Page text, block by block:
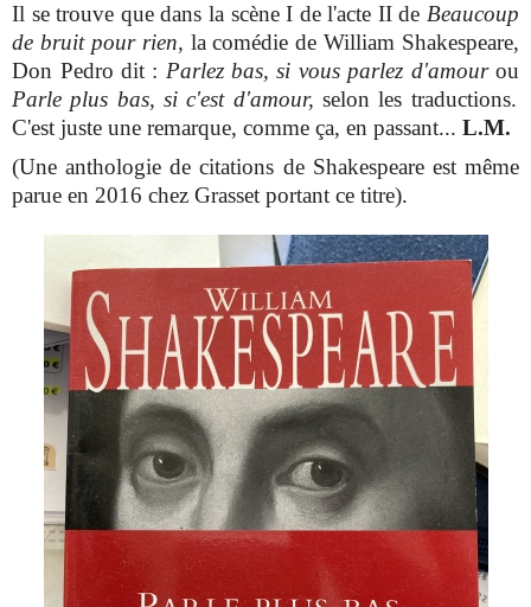
Il se trouve que dans la scène I de l'acte II de Beaucoup
de bruit pour rien, la comédie de William Shakespeare,
Don Pedro dit : Parlez bas, si vous parlez d'amour ou
Parle plus bas, si c'est d'amour, selon les traductions.
C'est juste une remarque, comme ça, en passant...L.M.
(Une anthologie de citations de Shakespeare est même
parue en 2016 chez Grasset portant ce titre).